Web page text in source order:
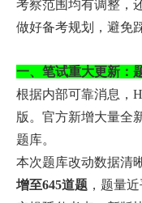
考察范围均有调整，
做好备考规划，避免
一、笔试重大更新：
根据内部可靠消息，
版。官方新增大量全
题库。
本次题库改动数据清
增至645道题 ，题量